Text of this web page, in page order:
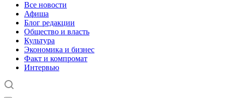
Все новости
Афиша
Блог редакции
Общество и власть
Культура
Экономика и бизнес
Факт и компромат
Интервью